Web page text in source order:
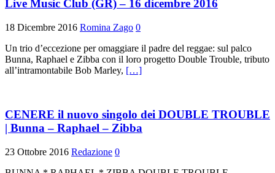
Live Music Club (GR) – 16 dicembre 2016
18 Dicembre 2016 Romina Zago 0
Un trio d’eccezione per omaggiare il padre del reggae: sul palco
Bunna, Raphael e Zibba con il loro progetto Double Trouble, tributo
all’intramontabile Bob Marley, […]
CENERE il nuovo singolo dei DOUBLE TROUBLE
| Bunna – Raphael – Zibba
23 Ottobre 2016 Redazione 0